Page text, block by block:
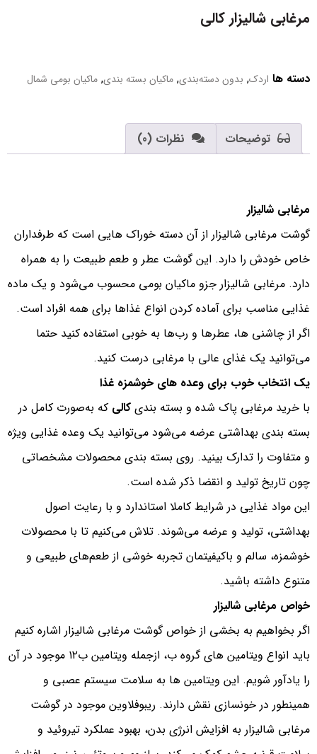
مرغابی شالیزار کالی
دسته ها اردک, بدون دسته‌بندی, ماکیان بسته بندی, ماکیان بومی شمال
توضیحات نظرات (0)
مرغابی شالیزار
گوشت مرغابی شالیزار از آن دسته خوراک هایی است که طرفداران
خاص خودش را دارد. این گوشت عطر و طعم طبیعت را به همراه
دارد. مرغابی شالیزار جزو ماکیان بومی محسوب می‌شود و یک ماده
غذایی مناسب برای آماده کردن انواع غذاها برای همه افراد است.
اگر از چاشنی ها، عطرها و رب‌ها به خوبی استفاده کنید حتما
می‌توانید یک غذای عالی با مرغابی درست کنید.
یک انتخاب خوب برای وعده های خوشمزه غذا
با خرید مرغابی پاک شده و بسته بندی کالی که به‌صورت کامل در
بسته بندی بهداشتی عرضه می‌شود می‌توانید یک وعده غذایی ویژه
و متفاوت را تدارک بینید. روی بسته بندی محصولات مشخصاتی
چون تاریخ تولید و انقضا ذکر شده است.
این مواد غذایی در شرایط کاملا استاندارد و با رعایت اصول
بهداشتی، تولید و عرضه می‌شوند. تلاش می‌کنیم تا با محصولات
خوشمزه، سالم و باکیفیتمان تجربه خوشی از طعم‌های طبیعی و
متنوع داشته باشید.
خواص مرغابی شالیزار
اگر بخواهیم به بخشی از خواص گوشت مرغابی شالیزار اشاره کنیم
باید انواع ویتامین های گروه ب، ازجمله ویتامین ب۱۲ موجود در آن
را یادآور شویم. این ویتامین ها به سلامت سیستم عصبی و
همینطور در خونسازی نقش دارند. ریبوفلاوین موجود در گوشت
مرغابی شالیزار به افزایش انرژی بدن، بهبود عملکرد تیروئید و